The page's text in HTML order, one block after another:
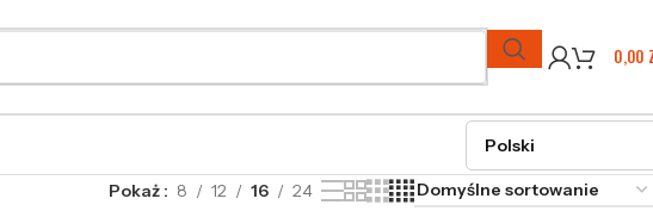
0,00
Pokaż 8 12 16 24